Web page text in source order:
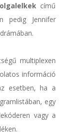
című
pedig Jennifer
multiplexen
információ
esetben, ha a
egy
vagy a